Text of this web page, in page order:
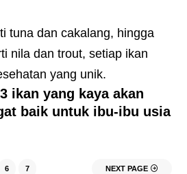
tuna dan cakalang, hingga
nila dan trout, setiap ikan
yang unik.
ikan yang kaya akan
baik untuk ibu-ibu usia
6 7 NEXT PAGE